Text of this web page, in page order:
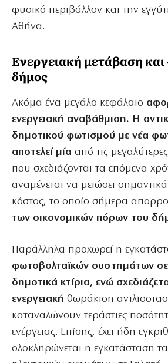
φυσικό περιβάλλον και την
Αθήνα.
Ενεργειακή μετάβαση
δήμος
Ακόμα ένα μεγάλο κεφάλαιο
ενεργειακή αναβάθμιση. Η
δημοτικού φωτισμού με νέα
αποτελεί μία από τις
που σχεδιάζονται τα επόμενα
αναμένεται να μειώσει
κόστος, το οποίο σήμερα
των οικονομικών πόρων του
Παράλληλα προχωρεί η
φωτοβολταϊκών συστημάτων σε
δημοτικά κτίρια, ενώ
ενεργειακή θωράκιση
καταναλώνουν τεράστιες
ενέργειας. Επίσης, έχει ήδη
ολοκληρώνεται η εγκατάσταση